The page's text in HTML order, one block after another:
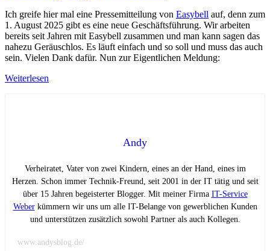
Ich greife hier mal eine Pressemitteilung von Easybell auf, denn zum
1. August 2025 gibt es eine neue Geschäftsführung. Wir arbeiten
bereits seit Jahren mit Easybell zusammen und man kann sagen das
nahezu Geräuschlos. Es läuft einfach und so soll und muss das auch
sein. Vielen Dank dafür. Nun zur Eigentlichen Meldung:
Weiterlesen
Andy
Verheiratet, Vater von zwei Kindern, eines an der Hand, eines im
Herzen. Schon immer Technik-Freund, seit 2001 in der IT tätig und seit
über 15 Jahren begeisterter Blogger. Mit meiner Firma IT-Service
Weberkümmern wir uns um alle IT-Belange von gewerblichen Kunden
und unterstützen zusätzlich sowohl Partner als auch Kollegen.
www.andysblog.de/